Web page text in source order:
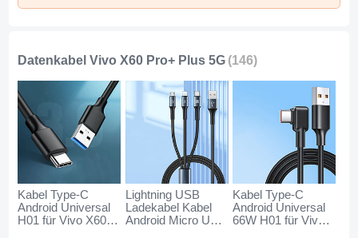
Datenkabel Vivo X60 Pro+ Plus 5G (146)
Kabel Type-C
Android Universal
H01 für Vivo X60
Lightning USB
Ladekabel Kabel
Android Micro USB
Kabel Type-C
Android Universal
66W H01 für Vivo